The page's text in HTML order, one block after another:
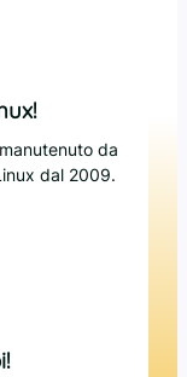
da
dal 2009.